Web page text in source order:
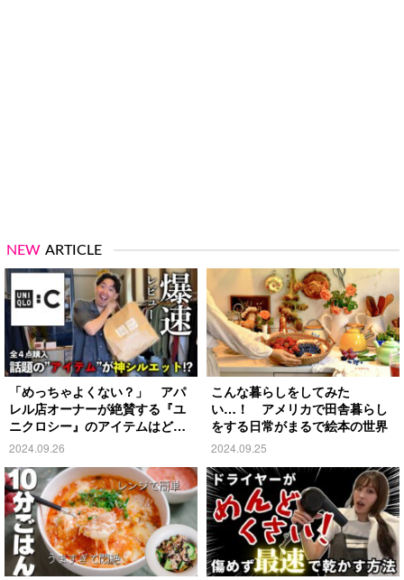
NEW ARTICLE
「めっちゃよくない？」 アパ
レル店オーナーが絶賛する『ユ
ニクロシー』のアイテムはど
れ？
2024.09.26
こんな暮らしをしてみた
い…！ アメリカで田舎暮らし
をする日常がまるで絵本の世界
2024.09.25